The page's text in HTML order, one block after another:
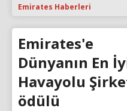
Emirates Haberleri
Emirates'e
Dünyanın En
Havayolu
ödülü